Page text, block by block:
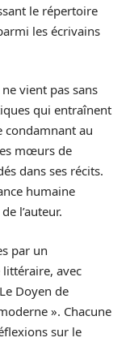
le répertoire
les écrivains
vient pas sans
qui entraînent
condamnant au
mœurs de
dans ses récits.
humaine
l’auteur.
par un
avec
Doyen de
». Chacune
sur le